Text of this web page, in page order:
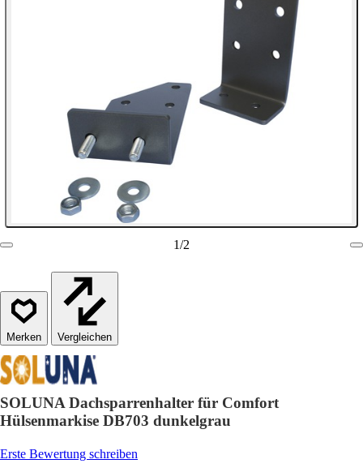
1/2
Vergleichen
SOLUNA Dachsparrenhalter für Comfort
Hülsenmarkise DB703 dunkelgrau
Erste Bewertung schreiben